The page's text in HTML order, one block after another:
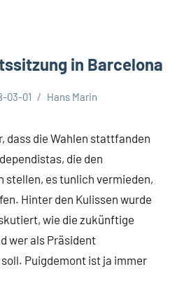
in Barcelona
03-01 Hans Marin
dass die Wahlen stattfanden
die den
stellen, es tunlich vermieden,
Hinter den Kulissen wurde
wie die zukünftige
wer als Präsident
Puigdemont ist ja immer